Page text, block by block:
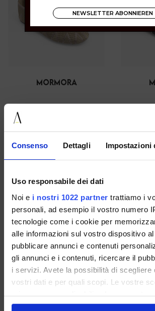
Consenso Dettagli Impostazioni
Uso responsabile dei dati
Noi e i nostri 1022 partner trattiamo i
personali, ad esempio il vostro numero
tecnologie come i cookie per
alle informazioni sul vostro dispositivo al
pubblicare annunci e contenuti
gli annunci e i contenuti, ricercare il
i servizi. Avete la possibilità di scegliere
vostri dati e per quali scopi. Le vostre
in cui avete effettuato le vostre scelte. È
mormora
€ 99.00 -40%
€
SALE
mormora
SALE
NEWSLETTER ABONNIEREN